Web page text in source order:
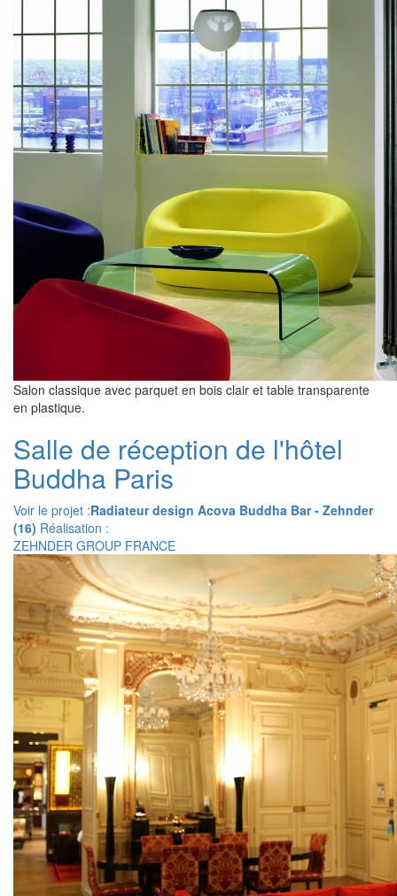
Salon classique avec parquet en bois clair et table transparente
en plastique.
Salle de réception de l'hôtel
Buddha Paris
Voir le projet :Radiateur design Acova Buddha Bar - Zehnder
(16) Réalisation :
ZEHNDER GROUP FRANCE